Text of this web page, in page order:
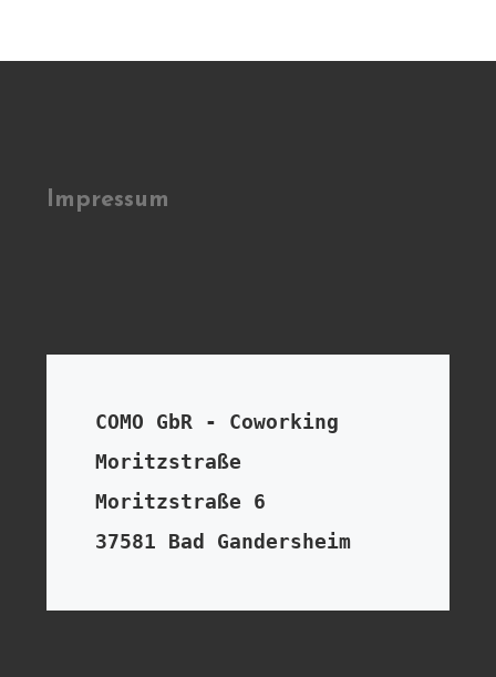
Impressum
COMO GbR - Coworking
Moritzstraße
Moritzstraße 6
37581 Bad Gandersheim